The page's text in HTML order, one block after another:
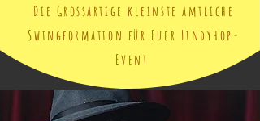
Die Grossartige kleinste amtliche
Swingformation für Euer Lindyhop-
Event